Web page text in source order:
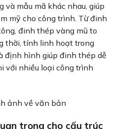
và mẫu mã khác nhau, giúp
mỹ cho công trình. Từ đinh
đinh thép vàng mũ to
thời, tính linh hoạt trong
định hình giúp đinh thép dễ
với nhiều loại công trình
trọng cho cấu trúc